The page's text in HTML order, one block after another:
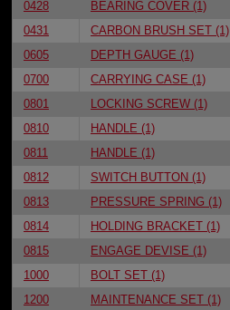
0428 BEARING COVER (1)
0431
CARBON BRUSH SET (1)
0605
DEPTH GAUGE (1)
0700
CARRYING CASE (1)
0801
LOCKING SCREW (1)
0810
HANDLE (1)
0811
HANDLE (1)
0812
SWITCH BUTTON (1)
0813
PRESSURE SPRING (1)
0814
HOLDING BRACKET (1)
0815
ENGAGE DEVISE (1)
1000
BOLT SET (1)
1200
MAINTENANCE SET (1)